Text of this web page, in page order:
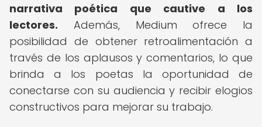
narrativa poética que cautive a los
lectores. Además, Medium ofrece la
posibilidad de obtener retroalimentación a
través de los aplausos y comentarios, lo que
brinda a los poetas la oportunidad de
conectarse con su audiencia y recibir elogios
constructivos para mejorar su trabajo.